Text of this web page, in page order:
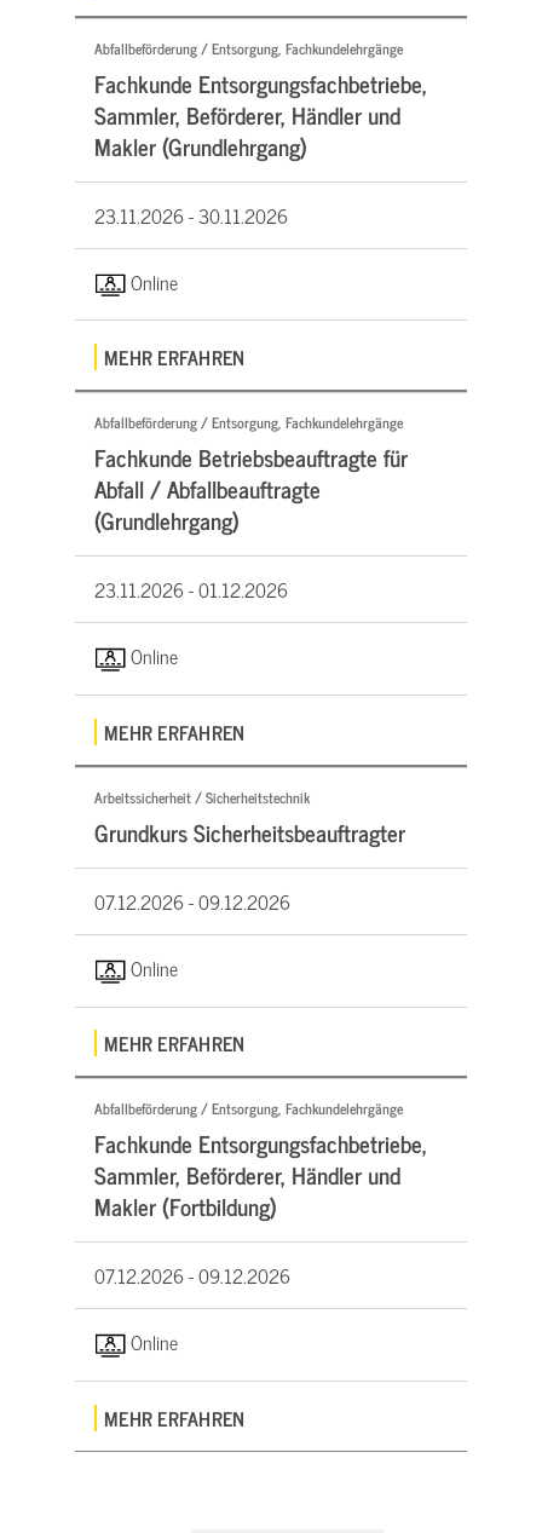
Abfallbeförderung / Entsorgung, Fachkundelehrgänge
Fachkunde Entsorgungsfachbetriebe,
Sammler, Beförderer, Händler und
Makler (Grundlehrgang)
23.11.2026 -30.11.2026
Online
MEHR ERFAHREN
Abfallbeförderung / Entsorgung, Fachkundelehrgänge
Fachkunde Betriebsbeauftragte für
Abfall / Abfallbeauftragte
(Grundlehrgang)
23.11.2026 -01.12.2026
Online
MEHR ERFAHREN
Arbeitssicherheit / Sicherheitstechnik
Grundkurs Sicherheitsbeauftragter
07.12.2026 -09.12.2026
Online
MEHR ERFAHREN
Abfallbeförderung / Entsorgung, Fachkundelehrgänge
Fachkunde Entsorgungsfachbetriebe,
Sammler, Beförderer, Händler und
Makler (Fortbildung)
07.12.2026 -09.12.2026
Online
MEHR ERFAHREN